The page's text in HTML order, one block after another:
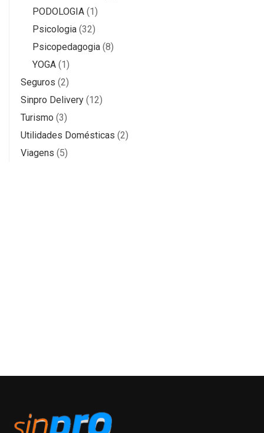
PODOLOGIA (1)
Psicologia (32)
Psicopedagogia (8)
YOGA (1)
Seguros (2)
Sinpro Delivery (12)
Turismo (3)
Utilidades Domésticas (2)
Viagens (5)